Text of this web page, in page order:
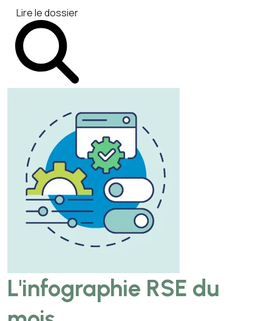
Lire le dossier
L'infographie RSE du